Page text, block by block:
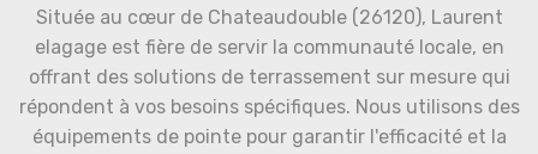
Située au cœur de Chateaudouble (26120), Laurent
elagage est fière de servir la communauté locale, en
offrant des solutions de terrassement sur mesure qui
répondent à vos besoins spécifiques. Nous utilisons des
équipements de pointe pour garantir l'efficacité et la